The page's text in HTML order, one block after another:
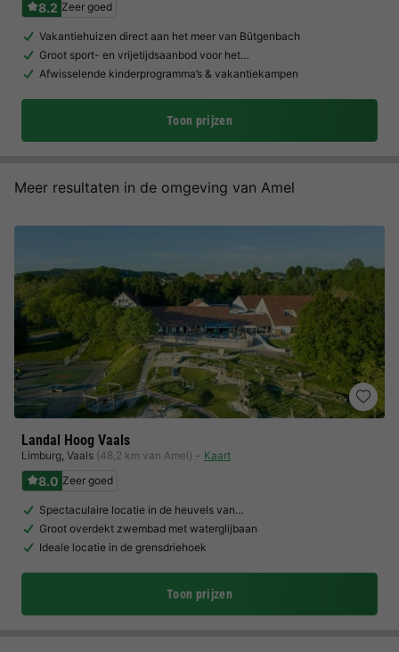
8.2 Zeer goed
Vakantiehuizen direct aan het meer van Bütgenbach
Groot sport- en vrijetijdsaanbod voor het…
Afwisselende kinderprogramma’s & vakantiekampen
Toon prijzen
Meer resultaten in de omgeving van Amel
Landal Hoog Vaals
Limburg, Vaals (48,2 km van Amel) Kaart
8.0 Zeer goed
Spectaculaire locatie in de heuvels van…
Groot overdekt zwembad met waterglijbaan
Ideale locatie in de grensdriehoek
Toon prijzen